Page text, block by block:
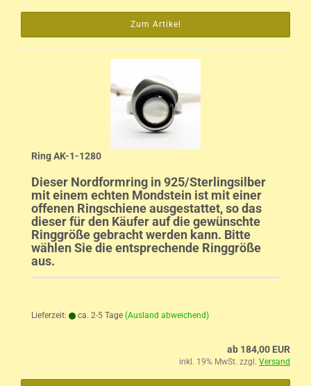
Zum Artikel
Ring AK-1-1280
Dieser Nordformring in 925/Sterlingsilber
mit einem echten Mondstein ist mit einer
offenen Ringschiene ausgestattet, so das
dieser für den Käufer auf die gewünschte
Ringgröße gebracht werden kann. Bitte
wählen Sie die entsprechende Ringgröße
aus.
Lieferzeit: ca. 2-5 Tage (Ausland abweichend)
ab 184,00 EUR
inkl. 19% MwSt. zzgl. Versand